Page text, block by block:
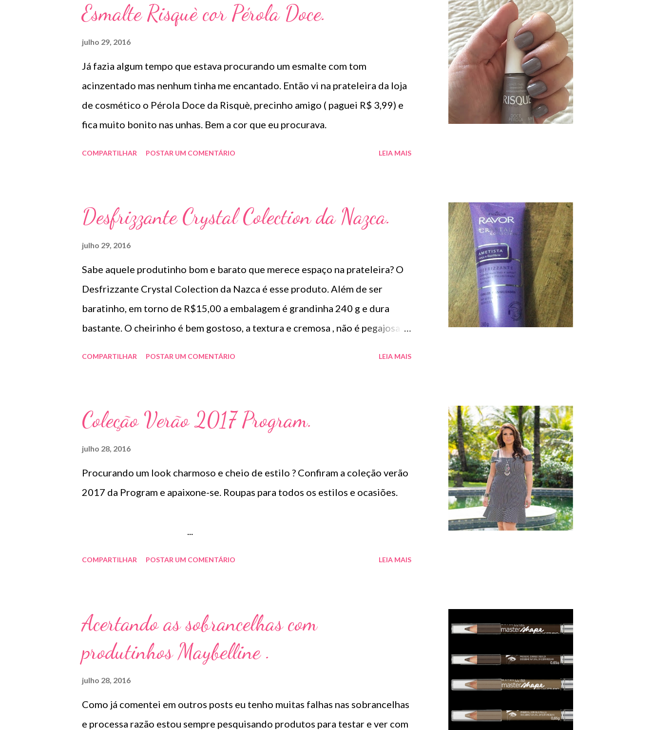
shorts, calças e jardineiras.
Foto Goog...
Esmalte Risquè cor Pérola Doce.
julho 29, 2016
Já fazia algum tempo que estava procurando um esmalte com tom
acinzentado mas nenhum tinha me encantado. Então vi na prateleira da loja
de cosmético o Pérola Doce da Risquè, precinho amigo ( paguei R$ 3,99) e
fica muito bonito nas unhas. Bem a cor que eu procurava.
COMPARTILHAR POSTAR UM COMENTÁRIO LEIA MAIS
Desfrizzante Crystal Colection da Nazca.
julho 29, 2016
Sabe aquele produtinho bom e barato que merece espaço na prateleira? O
Desfrizzante Crystal Colection da Nazca é esse produto. Além de ser
baratinho, em torno de R$15,00 a embalagem é grandinha 240 g e dura
bastante. O cheirinho é bem gostoso, a textura e cremosa , não é pegajosa é
performance e proteção térmica, Associado à força e ao equilíbrio da
Ametista, para cabelos sensibilizados por processos químicos. Sua formula
COMPARTILHAR POSTAR UM COMENTÁRIO LEIA MAIS
Coleção Verão 2017 Program.
julho 28, 2016
Procurando um look charmoso e cheio de estilo ? Confiram a coleção verão
2017 da Program e apaixone-se. Roupas para todos os estilos e ocasiões.
...
COMPARTILHAR POSTAR UM COMENTÁRIO LEIA MAIS
Acertando as sobrancelhas com
produtinhos Maybelline .
julho 28, 2016
Como já comentei em outros posts eu tenho muitas falhas nas sobrancelhas
e processa razão estou sempre pesquisando produtos para testar e ver com